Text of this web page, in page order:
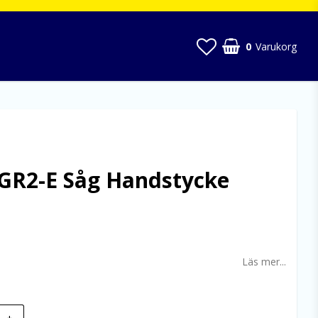
0 Varukorg
E Såg Handstycke
Läs mer...